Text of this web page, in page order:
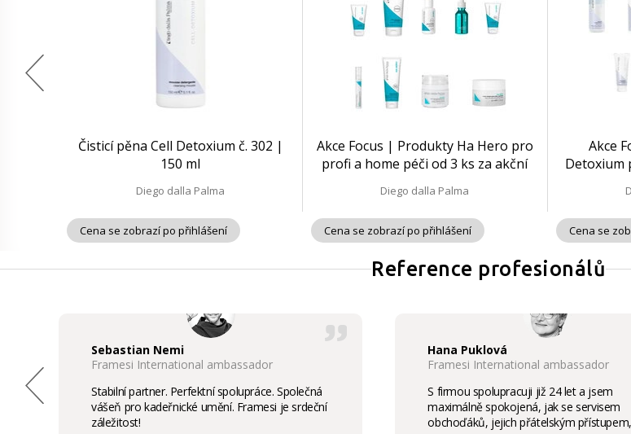
Čisticí pěna Cell Detoxium č. 302 |
150 ml
Diego dalla Palma
Cena se zobrazí po přihlášení
Akce Focus | Produkty Ha Hero pro
profi a home péči od 3 ks za akční
Diego dalla Palma
Cena se zobrazí po přihlášení
Akce
Detoxium
Cena se
Reference profesionálů
Sebastian Nemi
Framesi International ambassador
Stabilní partner. Perfektní spolupráce. Společná
vášeň pro kadeřnické umění. Framesi je srdeční
záležitost!
Hana Puklová
Framesi International ambassador
S firmou spolupracuji již 24 let a jsem
maximálně spokojená, jak se servisem
obchoďáků, jejich přátelským přístupem,